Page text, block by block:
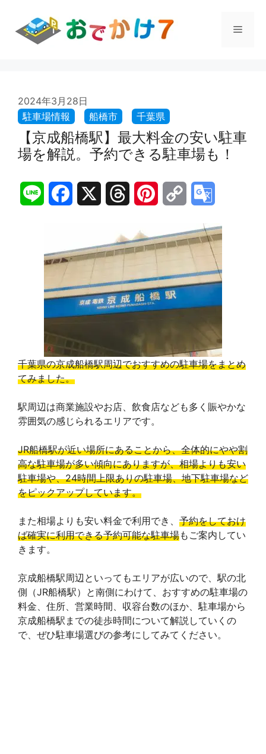
メ
ー
2024年3月28日
【京成船橋駅】最大料金の安い駐車
場を解説。予約できる駐車場も！
e
e
b
o
k
r
a
d
s
n
e
r
s
p
L
i
k
o
g
l
T
r
n
l
a
e
千葉県の京成船橋駅周辺でおすすめの駐車場をまとめ
てみました。
駅周辺は商業施設やお店、飲食店なども多く賑やかな
雰囲気の感じられるエリアです。
JR船橋駅が近い場所にあることから、全体的にやや割
高な駐車場が多い傾向にありますが、相場よりも安い
駐車場や、24時間上限ありの駐車場、地下駐車場など
をピックアップしています。
また相場よりも安い料金で利用でき、 予約をしておけ
ば確実に利用できる予約可能な駐車場もご案内してい
きます。
京成船橋駅周辺といってもエリアが広いので、駅の北
側（JR船橋駅）と南側にわけて、おすすめの駐車場の
料金、住所、営業時間、収容台数のほか、駐車場から
京成船橋駅までの徒歩時間について解説していくの
で、ぜひ駐車場選びの参考にしてみてください。